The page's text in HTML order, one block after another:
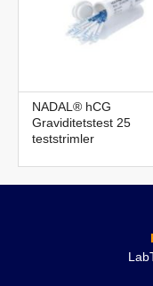
NADAL® hCG
Graviditetstest 25
teststrimler